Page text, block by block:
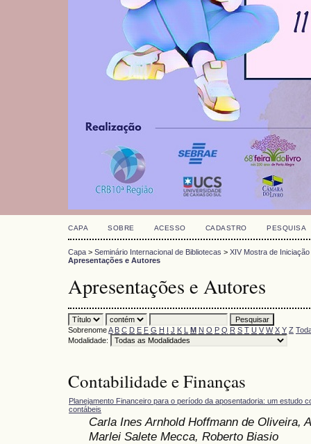
CAPA SOBRE ACESSO CADASTRO PESQUISA
Capa > Seminário Internacional de Bibliotecas > XIV Mostra de
Apresentações e Autores
Apresentações e Autores
SobrenomeA B C D E F G H I J K L M N O P Q R S T U V W X Y Z
Modalidade:
Contabilidade e Finanças
Planejamento Financeiro para o período da aposentadoria: um estudo
contábeis
Carla Ines Arnhold Hoffmann de Oliveira,
Marlei Salete Mecca, Roberto Biasio